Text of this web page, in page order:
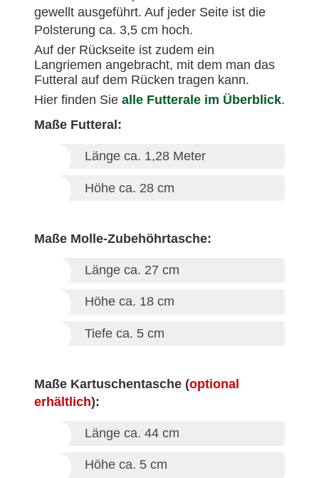
gewellt ausgeführt. Auf jeder Seite ist die
Polsterung ca. 3,5 cm hoch.
Auf der Rückseite ist zudem ein
Langriemen angebracht, mit dem man das
Futteral auf dem Rücken tragen kann.
Hier finden Sie alle Futterale im Überblick.
Maße Futteral:
Länge ca. 1,28 Meter
Höhe ca. 28 cm
Maße Molle-Zubehöhrtasche:
Länge ca. 27 cm
Höhe ca. 18 cm
Tiefe ca. 5 cm
Maße Kartuschentasche (optional
erhältlich):
Länge ca. 44 cm
Höhe ca. 5 cm